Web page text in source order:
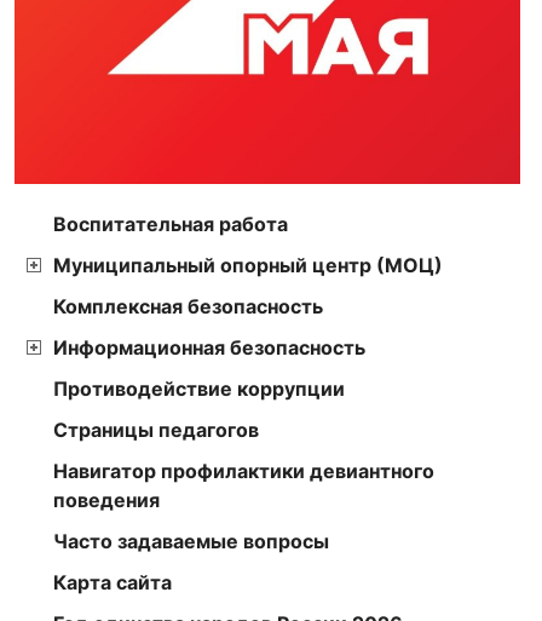
Воспитательная работа
Муниципальный опорный центр (МОЦ)
Комплексная безопасность
Информационная безопасность
Противодействие коррупции
Страницы педагогов
Навигатор профилактики девиантного
поведения
Часто задаваемые вопросы
Карта сайта